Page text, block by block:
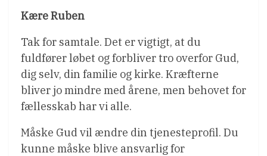
Kære Ruben
Tak for samtale. Det er vigtigt, at du
fuldfører løbet og forbliver tro overfor Gud,
dig selv, din familie og kirke. Kræfterne
bliver jo mindre med årene, men behovet for
fællesskab har vi alle.
Måske Gud vil ændre din tjenesteprofil. Du
kunne måske blive ansvarlig for